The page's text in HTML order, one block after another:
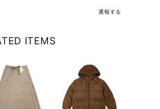
通報する
ITEMS